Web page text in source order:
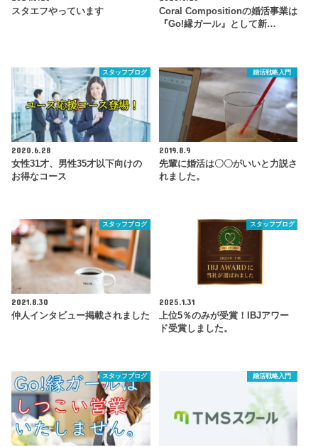
スタエフやっています
Coral Compositionの婚活事業は
『Go!縁ガール』として新…
スタッフブログ
2020.6.28
女性31才、男性35才以下向けの
お得なコース
婚活戦略入門
2019.8.9
先輩に婚活は〇〇がいいと力説さ
れました。
スタッフブログ
2021.8.30
仲人インタビュー掲載されました
スタッフブログ
2025.1.31
上位5％のみが受賞！IBJアワー
ド受賞しました。
スタッフブログ 婚活戦略入門